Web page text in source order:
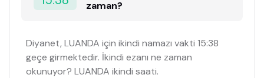
zaman?
Diyanet, LUANDA için ikindi namazı vakti 15:38
geçe girmektedir. İkindi ezanı ne zaman
okunuyor? LUANDA ikindi saati.